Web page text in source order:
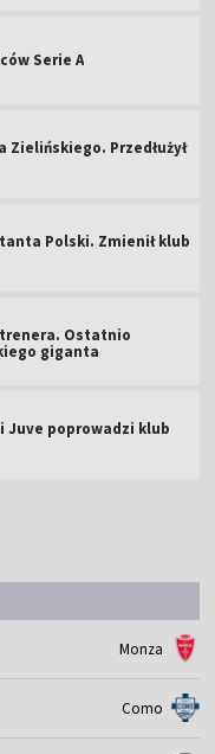
Serie A
Zielińskiego. Przedłużył
Polski. Zmienił klub
Ostatnio
giganta
Juve poprowadzi klub
Monza
Como